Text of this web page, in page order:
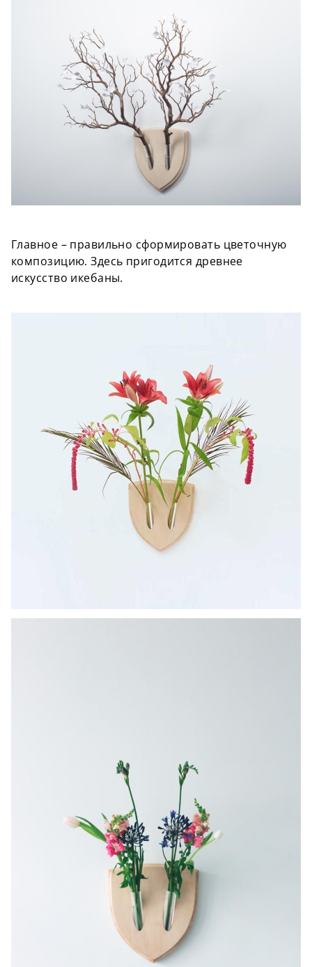
Главное – правильно сформировать цветочную
композицию. Здесь пригодится древнее
искусство икебаны.